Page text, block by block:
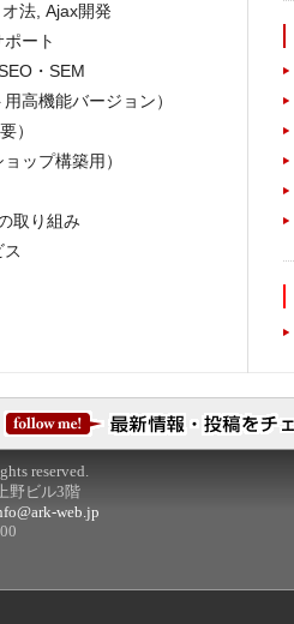
法, Ajax開発
ート
・SEM
高機能バージョン）
）
ップ構築用）
取り組み
reserved.
野ビル3階
web.jp